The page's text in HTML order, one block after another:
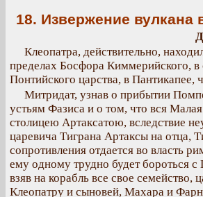
18. Извержение вулкана
Клеопатра, действительно,
пределах Босфора Киммерийского, в
Понтийского царства, в Пантикапее,
Митридат, узнав о прибытии
устьям Фазиса и о том, что вся
столицею Артаксатою, вследствие
царевича Тиграна Артаксы на отца,
сопротивления отдается во власть
ему одному трудно будет бороться
взяв на корабль все свое семейство,
Клеопатру и сыновей, Махара и